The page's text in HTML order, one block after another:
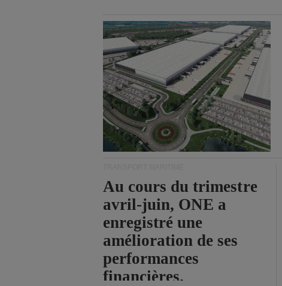
Au cours du trimestre
avril-juin, ONE a
enregistré une
amélioration de ses
performances
financières.